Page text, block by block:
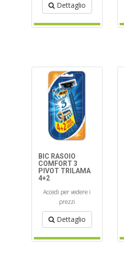
Dettaglio
BIC RASOIO
COMFORT 3
PIVOT TRILAMA
4+2
Accedi per vedere i
prezzi
Dettaglio